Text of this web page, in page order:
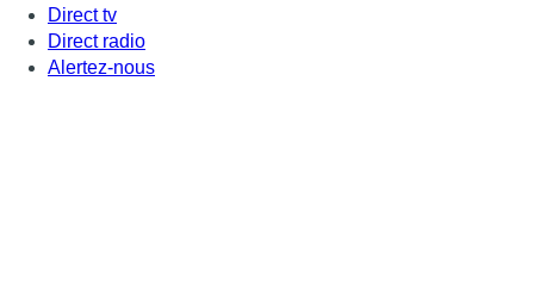
Direct tv
Direct radio
Alertez-nous